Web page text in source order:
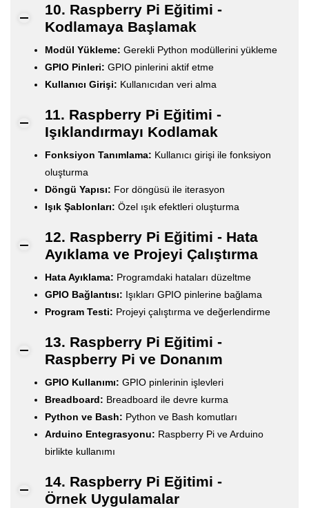
10. Raspberry Pi Eğitimi -
Kodlamaya Başlamak
Modül Yükleme: Gerekli Python modüllerini yükleme
GPIO Pinleri: GPIO pinlerini aktif etme
Kullanıcı Girişi: Kullanıcıdan veri alma
11. Raspberry Pi Eğitimi -
Işıklandırmayı Kodlamak
Fonksiyon Tanımlama: Kullanıcı girişi ile fonksiyon
oluşturma
Döngü Yapısı: For döngüsü ile iterasyon
Işık Şablonları: Özel ışık efektleri oluşturma
12. Raspberry Pi Eğitimi - Hata
Ayıklama ve Projeyi Çalıştırma
Hata Ayıklama: Programdaki hataları düzeltme
GPIO Bağlantısı: Işıkları GPIO pinlerine bağlama
Program Testi: Projeyi çalıştırma ve değerlendirme
13. Raspberry Pi Eğitimi -
Raspberry Pi ve Donanım
GPIO Kullanımı: GPIO pinlerinin işlevleri
Breadboard: Breadboard ile devre kurma
Python ve Bash: Python ve Bash komutları
Arduino Entegrasyonu: Raspberry Pi ve Arduino
birlikte kullanımı
14. Raspberry Pi Eğitimi -
Örnek Uygulamalar